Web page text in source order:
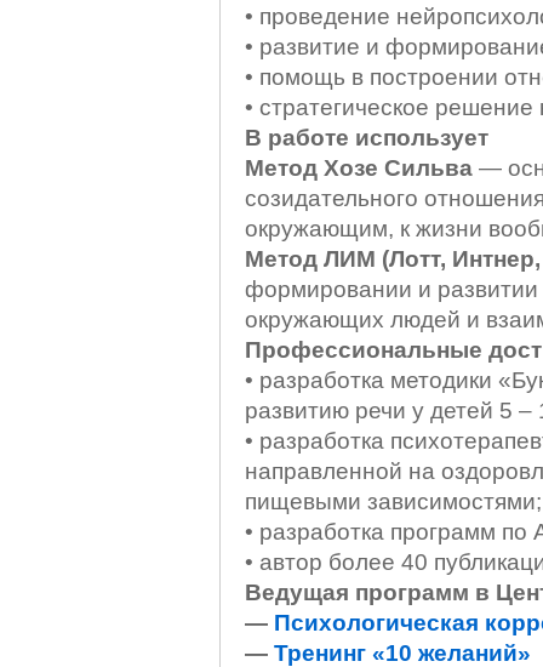
• проведение
• развитие и
• помощь в построении
• стратегическое
В работе использует
Метод Хозе Сильва—
созидательного
окружающим, к жизни
Метод ЛИМ (Лотт,
формировании и развитии
окружающих людей и
Профессиональные
• разработка методики
развитию речи у детей 5 –
• разработка
направленной на
пищевыми зависимостями;
• разработка программ по
• автор более 40
Ведущая программ в
— Психологическая
— Тренинг «10 желаний»